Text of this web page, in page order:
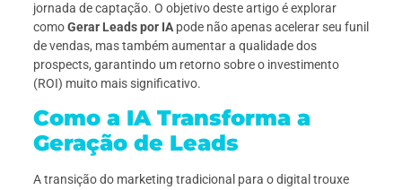
jornada de captação. O objetivo deste artigo é explorar
comoGerar Leads por IApode não apenas acelerar seu funil
de vendas, mas também aumentar a qualidade dos
prospects, garantindo um retorno sobre o investimento
(ROI) muito mais significativo.
Como a IA Transforma a
Geração de Leads
A transição do marketing tradicional para o digital trouxe